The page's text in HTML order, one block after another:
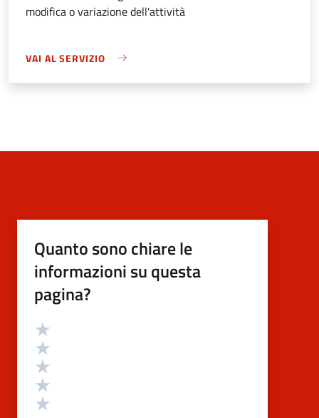
modifica o variazione dell'attività
VAI AL SERVIZIO
Quanto sono chiare le
informazioni su questa
pagina?
Valutazione